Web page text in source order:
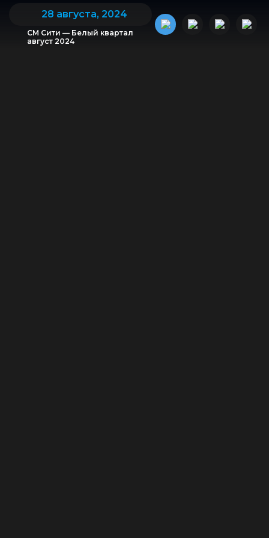
28 августа, 2024
СМ Сити — Белый квартал
август 2024